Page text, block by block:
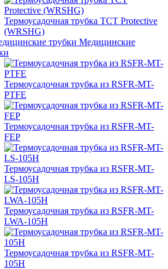
Термоусадочная трубка TCT Protective
(WRSHG)
Медицинские
Термоусадочная трубка из RSFR-MT-
PTFE
Термоусадочная трубка из RSFR-MT-
FEP
Термоусадочная трубка из RSFR-MT-
LS-105H
Термоусадочная трубка из RSFR-MT-
LWA-105H
Термоусадочная трубка из RSFR-MT-
105H